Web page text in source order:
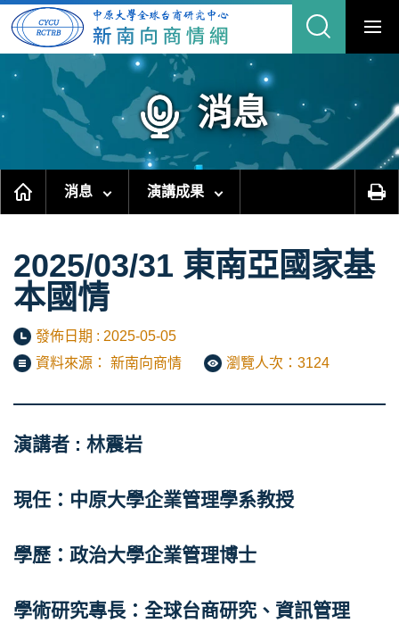
跳
主
要
消息
消息 演講成果
2025/03/31 東南亞國家基
本國情
發佈日期 : 2025-05-05
資料來源： 新南向商情
瀏覽人次：3124
演講者 : 林震岩
現任：中原大學企業管理學系教授
學歷：政治大學企業管理博士
學術研究專長：全球台商研究、資訊管理